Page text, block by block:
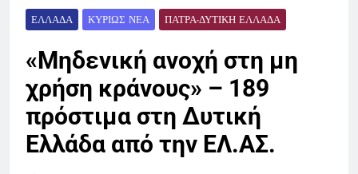
ΕΛΛΆΔΑ ΚΥΡΊΩΣ ΝΈΑ ΠΆΤΡΑ-ΔΥΤΙΚΉ ΕΛΛΆΔΑ
«Μηδενική ανοχή στη μη
χρήση κράνους» – 189
πρόστιμα στη Δυτική
Ελλάδα από την ΕΛ.ΑΣ.